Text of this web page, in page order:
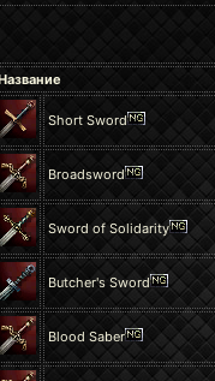
Short Sword
Broadsword
Sword of Solidarity
Butcher's Sword
Blood Saber